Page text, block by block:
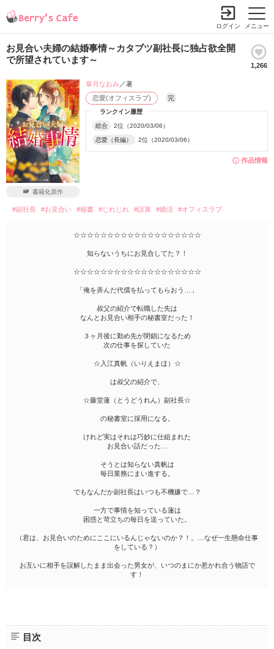
メニュー
ログイン
お見合い夫婦の結婚事情～カタブツ副社長に独占欲全開
で所望されています～
1,266
作品情報
ランクイン履歴
総合 2位（2020/03/06）
恋愛（長編） 2位（2020/03/06）
恋愛(オフィスラブ) 完
皐月なおみ／著
書籍化原作
#副社長 #お見合い #秘書 #じれじれ #誤算 #婚活 #オフィスラブ
☆☆☆☆☆☆☆☆☆☆☆☆☆☆☆☆☆☆☆
知らないうちにお見合してた？！
☆☆☆☆☆☆☆☆☆☆☆☆☆☆☆☆☆☆☆
「俺を弄んだ代償を払ってもらおう…」
叔父の紹介で転職した先は
なんとお見合い相手の秘書室だった！
３ヶ月後に勤め先が閉鎖になるため
次の仕事を探していた
☆入江真帆（いりえまほ）☆
は叔父の紹介で、
☆藤堂蓮（とうどうれん）副社長☆
の秘書室に採用になる。
けれど実はそれは巧妙に仕組まれた
お見合い話だった…
そうとは知らない真帆は
毎日業務にまい進する。
でもなんだか副社長はいつも不機嫌で…？
一方で事情を知っている蓮は
困惑と苛立ちの毎日を送っていた。
（君は、お見合いのためにここにいるんじゃないのか？！。…なぜ一生懸命仕事
をしている？）
お互いに相手を誤解したまま出会った男女が、いつのまにか惹かれ合う物語で
す！
目次